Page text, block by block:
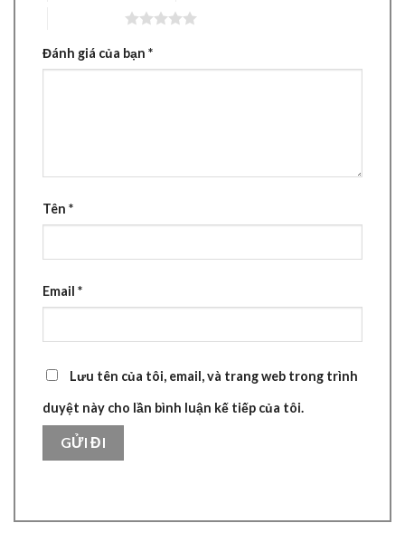
Đánh giá của bạn *
Tên *
Email *
Lưu tên của tôi, email, và trang web trong trình
duyệt này cho lần bình luận kế tiếp của tôi.